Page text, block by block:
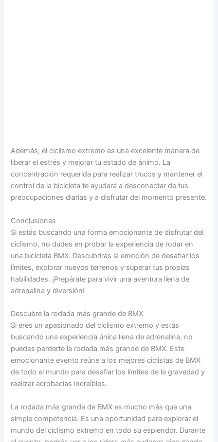
Además, el ciclismo extremo es una excelente manera de
liberar el estrés y mejorar tu estado de ánimo. La
concentración requerida para realizar trucos y mantener el
control de la bicicleta te ayudará a desconectar de tus
preocupaciones diarias y a disfrutar del momento presente.
Conclusiones
Si estás buscando una forma emocionante de disfrutar del
ciclismo, no dudes en probar la experiencia de rodar en
una bicicleta BMX. Descubrirás la emoción de desafiar los
límites, explorar nuevos terrenos y superar tus propias
habilidades. ¡Prepárate para vivir una aventura llena de
adrenalina y diversión!
Descubre la rodada más grande de BMX
Si eres un apasionado del ciclismo extremo y estás
buscando una experiencia única llena de adrenalina, no
puedes perderte la rodada más grande de BMX. Este
emocionante evento reúne a los mejores ciclistas de BMX
de todo el mundo para desafiar los límites de la gravedad y
realizar acrobacias increíbles.
La rodada más grande de BMX es mucho más que una
simple competencia. Es una oportunidad para explorar el
mundo del ciclismo extremo en todo su esplendor. Durante